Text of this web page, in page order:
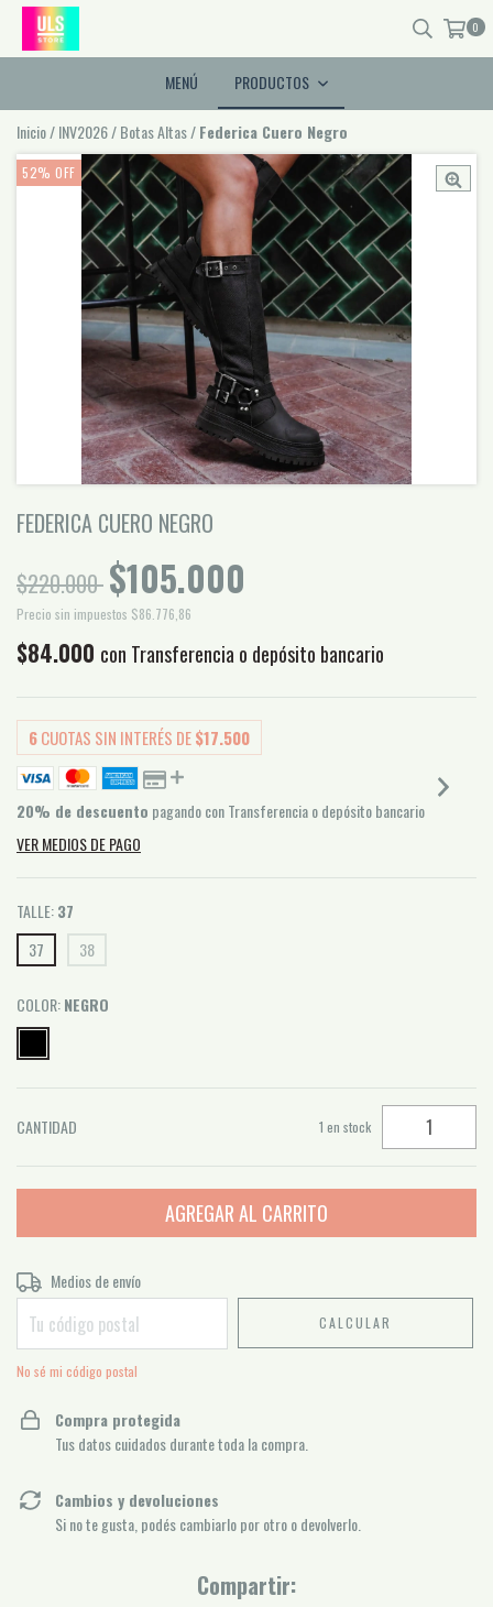
0
MENÚ PRODUCTOS
Inicio/INV2026/Botas Altas/Federica Cuero Negro
52% OFF
FEDERICA CUERO NEGRO
$220.000 $105.000
Precio sin impuestos $86.776,86
$84.000 con Transferencia o depósito bancario
6CUOTAS SIN INTERÉS DE$17.500
20% de descuento pagando con Transferencia o depósito bancario
VER MEDIOS DE PAGO
TALLE:37
37
38
COLOR:NEGRO
CANTIDAD 1 en stock
Entregas para el CP:
Medios de envío
CALCULAR
No sé mi código postal
Compra protegida
Tus datos cuidados durante toda la compra.
Cambios y devoluciones
Si no te gusta, podés cambiarlo por otro o devolverlo.
Compartir: